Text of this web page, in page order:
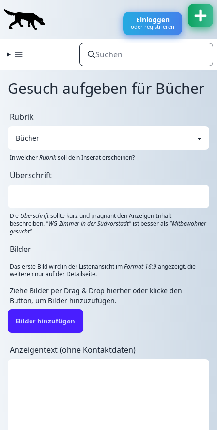
Einloggen
oder registrieren
Gesuch aufgeben für Bücher
Rubrik
In welcherRubriksoll dein Inserat erscheinen?
Überschrift
Die Überschriftsollte kurz und prägnant den Anzeigen-Inhalt
beschreiben. "WG-Zimmer in der Südvorstadt" ist besser als "Mitbewohner
gesucht".
Bilder
Das erste Bild wird in der Listenansicht imFormat 16:9angezeigt, die
weiteren nur auf der Detailseite.
Ziehe Bilder per Drag & Drop hierher oder klicke den
Button, um Bilder hinzuzufügen.
Bilder hinzufügen
Anzeigentext (ohne Kontaktdaten)